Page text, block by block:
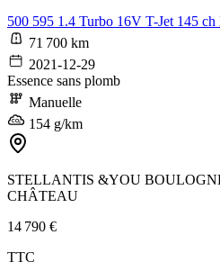
500 595 1.4 Turbo 16V T-Jet 145
71 700 km
2021-12-29
Essence sans plomb
Manuelle
154 g/km
STELLANTIS &YOU
CHÂTEAU
14 790 €
TTC